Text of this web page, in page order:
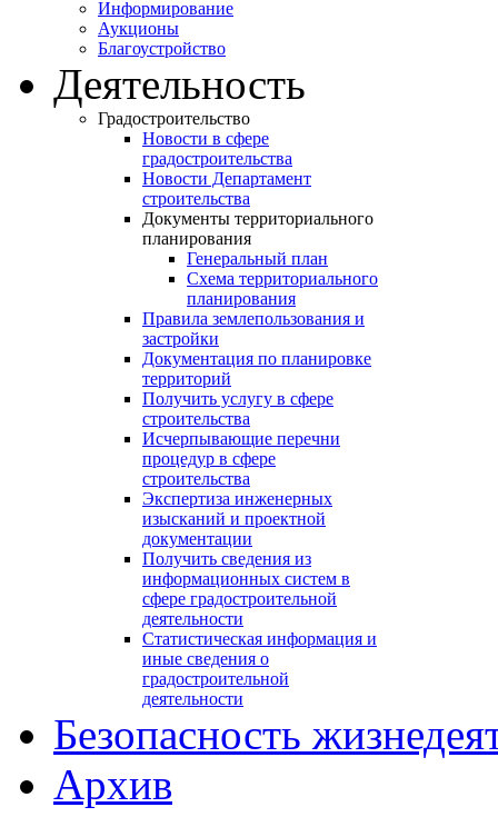
Информирование
Аукционы
Благоустройство
Деятельность
Градостроительство
Новости в сфере
градостроительства
Новости Департамент
строительства
Документы территориального
планирования
Генеральный план
Схема территориального
планирования
Правила землепользования и
застройки
Документация по планировке
территорий
Получить услугу в сфере
строительства
Исчерпывающие перечни
процедур в сфере
строительства
Экспертиза инженерных
изысканий и проектной
документации
Получить сведения из
информационных систем в
сфере градостроительной
деятельности
Статистическая информация и
иные сведения о
градостроительной
деятельности
Безопасность
Архив